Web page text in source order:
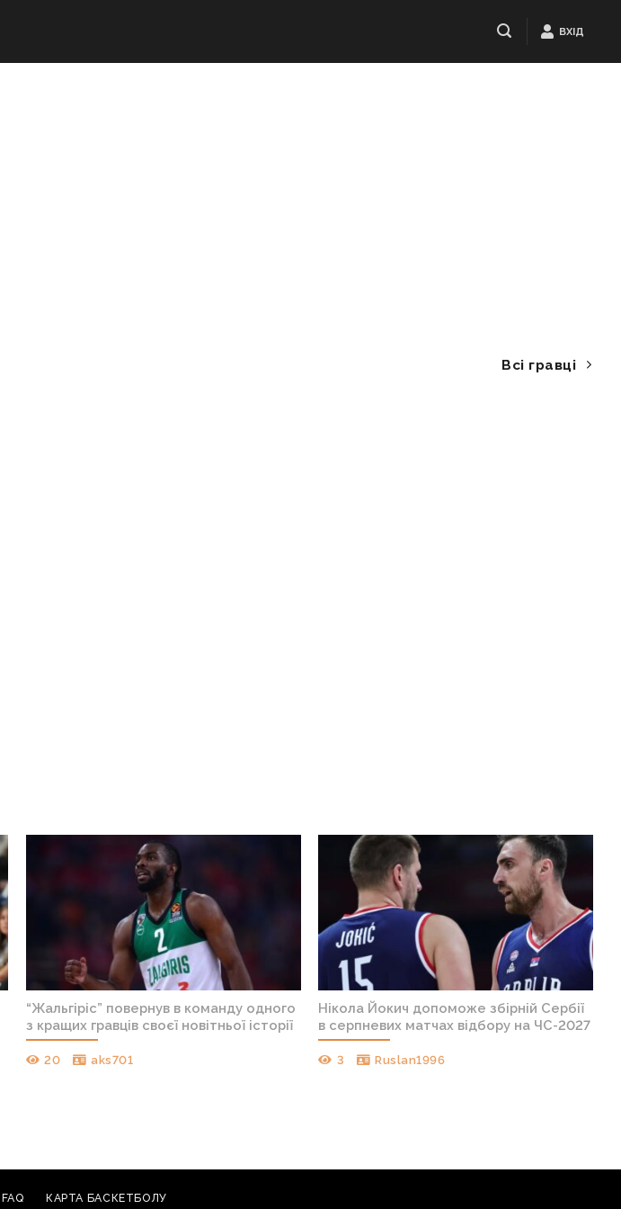
ВХІД
Всі гравці
“Жальгіріс” повернув в команду одного
з кращих гравців своєї новітньої історії
20 aks701
Нікола Йокич допоможе збірній Сербії
в серпневих матчах відбору на ЧС-2027
3 Ruslan1996
FAQ КАРТА БАСКЕТБОЛУ